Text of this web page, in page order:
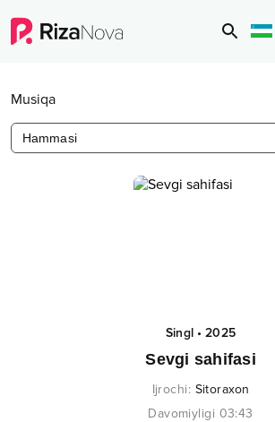
Musiqa
Hammasi
Singl•2025
Sevgi sahifasi
Ijrochi: Sitoraxon
Davomiyligi 03:43